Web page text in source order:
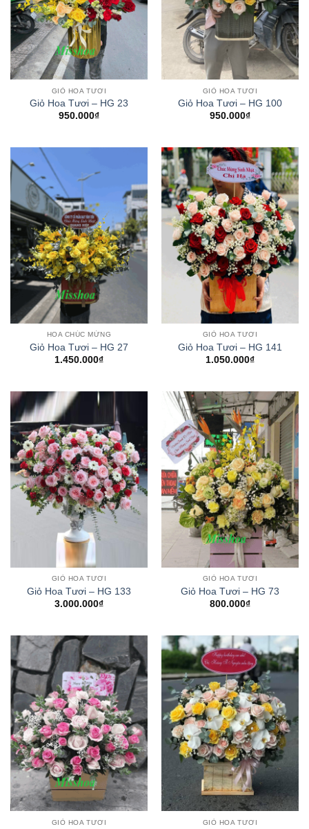
GIỎ HOA TƯƠI
Giỏ Hoa Tươi – HG 23
950.000₫
GIỎ HOA TƯƠI
Giỏ Hoa Tươi – HG 100
950.000₫
HOA CHÚC MỪNG
Giỏ Hoa Tươi – HG 27
1.450.000₫
GIỎ HOA TƯƠI
Giỏ Hoa Tươi – HG 141
1.050.000₫
GIỎ HOA TƯƠI
Giỏ Hoa Tươi – HG 133
3.000.000₫
GIỎ HOA TƯƠI
Giỏ Hoa Tươi – HG 73
800.000₫
GIỎ HOA TƯƠI GIỎ HOA TƯƠI